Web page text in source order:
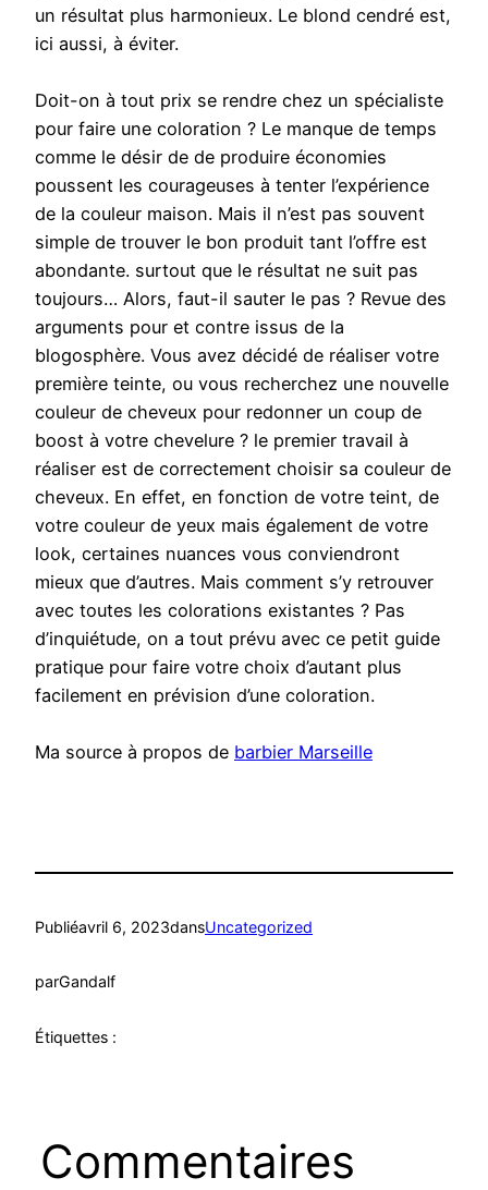
un résultat plus harmonieux. Le blond cendré est,
ici aussi, à éviter.
Doit-on à tout prix se rendre chez un spécialiste
pour faire une coloration ? Le manque de temps
comme le désir de de produire économies
poussent les courageuses à tenter l’expérience
de la couleur maison. Mais il n’est pas souvent
simple de trouver le bon produit tant l’offre est
abondante. surtout que le résultat ne suit pas
toujours… Alors, faut-il sauter le pas ? Revue des
arguments pour et contre issus de la
blogosphère. Vous avez décidé de réaliser votre
première teinte, ou vous recherchez une nouvelle
couleur de cheveux pour redonner un coup de
boost à votre chevelure ? le premier travail à
réaliser est de correctement choisir sa couleur de
cheveux. En effet, en fonction de votre teint, de
votre couleur de yeux mais également de votre
look, certaines nuances vous conviendront
mieux que d’autres. Mais comment s’y retrouver
avec toutes les colorations existantes ? Pas
d’inquiétude, on a tout prévu avec ce petit guide
pratique pour faire votre choix d’autant plus
facilement en prévision d’une coloration.
Ma source à propos de barbier Marseille
Publiéavril 6, 2023dansUncategorized
parGandalf
Étiquettes :
Commentaires